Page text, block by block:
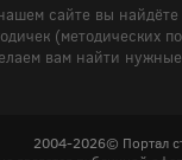
сайте вы
(методических
вам найти
2004-2026© Портал